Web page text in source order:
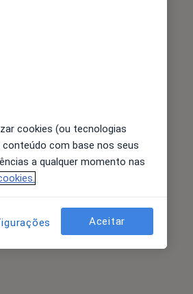
cookies (ou tecnologias
com base nos seus
a qualquer momento nas
Aceitar